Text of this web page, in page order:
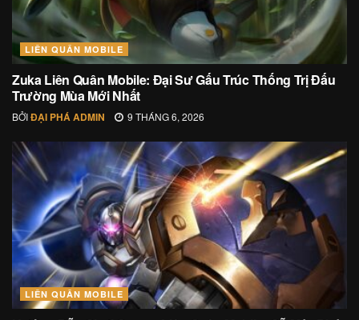
LIÊN QUÂN MOBILE
Zuka Liên Quân Mobile: Đại Sư Gấu Trúc Thống Trị Đấu
Trường Mùa Mới Nhất
BỞIĐẠI PHÁ ADMIN 9 THÁNG 6, 2026
LIÊN QUÂN MOBILE